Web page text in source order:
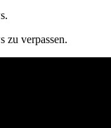
zu verpassen.